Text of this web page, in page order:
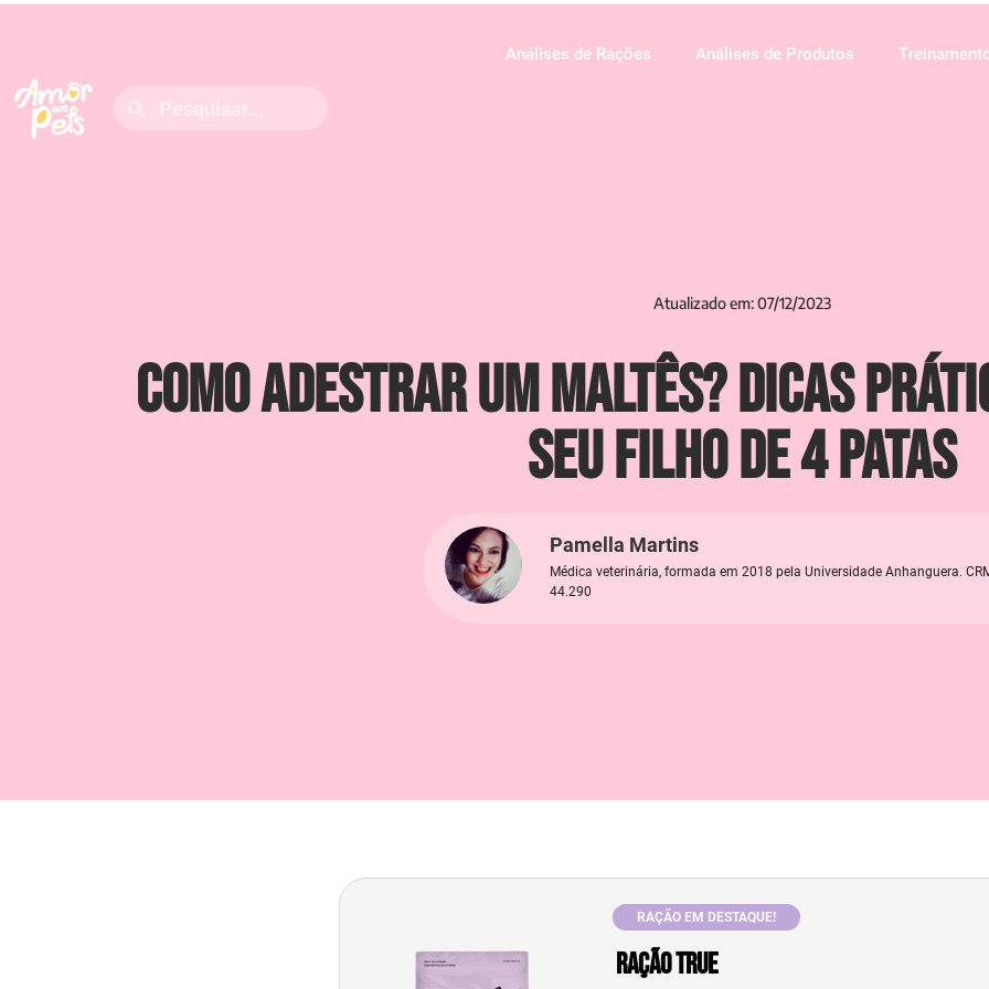
Análises de Rações Análises de Produtos
Atualizado em: 07/12/2023
Como Adestrar um Maltês? Dicas
seu Filho de 4 Patas
Pamella Martins
Médica veterinária, formada em 2018 pela Universidade Anhanguera.
44.290
RAÇÃO EM DESTAQUE!
Ração True